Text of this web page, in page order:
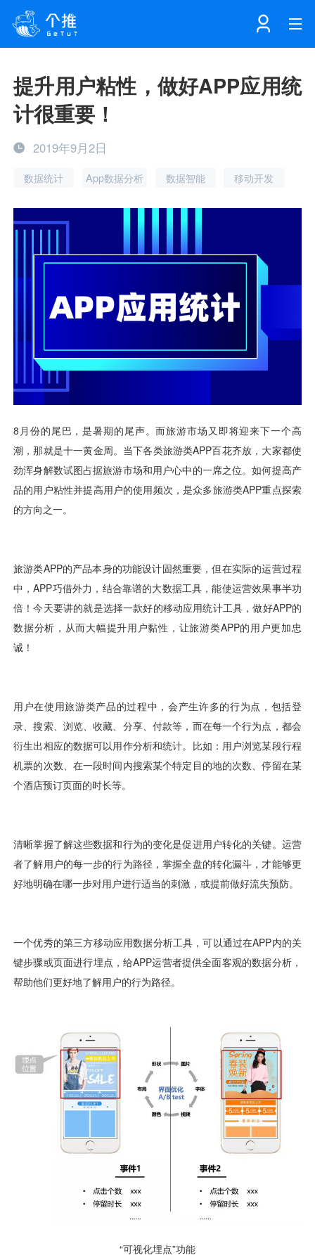
产品
个知·智能运营AIBI
消息推送
用户运营
AI应用工坊
海外推送
一键认证
人口数盘
数据中台解决方案
个知·智能工作站
互联网增长
品牌营销
城市治理
大数据精准宣防
银行数字化
科技公益
开发者中心
SDK下载
文档中心
合规指南
我的开发者中心
数据工坊
个推学堂
了解我们
新闻动态
加入我们
注册
提升用户粘性，做好APP应用统
计很重要！
2019年9月2日
数据统计 App数据分析 数据智能 移动开发